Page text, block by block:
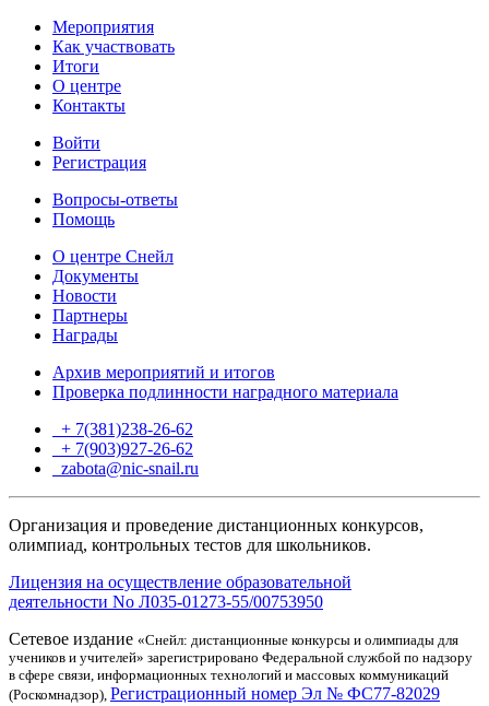
Мероприятия
Как участвовать
Итоги
О центре
Контакты
Войти
Регистрация
Вопросы-ответы
Помощь
О центре Снейл
Документы
Новости
Партнеры
Награды
Архив мероприятий и итогов
Проверка подлинности наградного материала
+ 7(381)238-26-62
+ 7(903)927-26-62
zabota@nic-snail.ru
Организация и проведение дистанционных конкурсов,
олимпиад, контрольных тестов для школьников.
Лицензия на осуществление образовательной
деятельности No Л035-01273-55/00753950
Сетевое издание «Снейл: дистанционные конкурсы и олимпиады для
учеников и учителей» зарегистрировано Федеральной службой по надзору
в сфере связи, информационных технологий и массовых коммуникаций
(Роскомнадзор), Регистрационный номер Эл № ФС77-82029